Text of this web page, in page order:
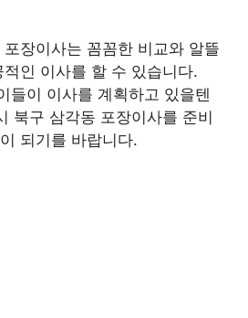
장이사는 꼼꼼한 비교와 알뜰
인 이사를 할 수 있습니다.
들이 이사를 계획하고 있을텐
북구 삼각동 포장이사를 준비
되기를 바랍니다.